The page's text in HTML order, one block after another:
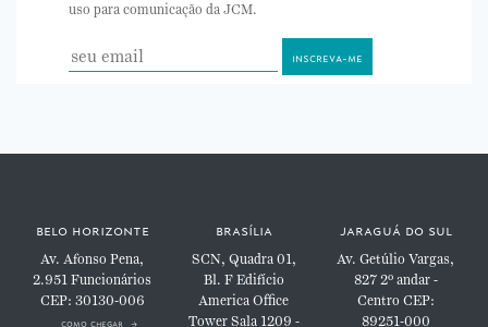
uso para comunicação da JCM.
belo horizonte
Av. Afonso Pena,
2.951Funcionários
CEP: 30130-006
como chegar
brasília
SCN, Quadra 01,
Bl. FEdifício
America Office
TowerSala 1209 -
jaraguá do sul
Av. Getúlio Vargas,
8272º andar -
Centro CEP:
89251-000